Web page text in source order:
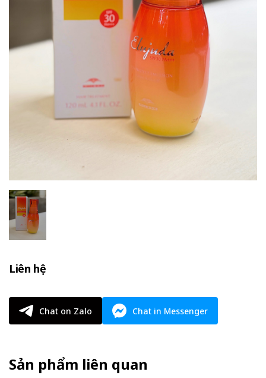
Liên hệ
Chat on Zalo Chat in Messenger
Sản phẩm liên quan